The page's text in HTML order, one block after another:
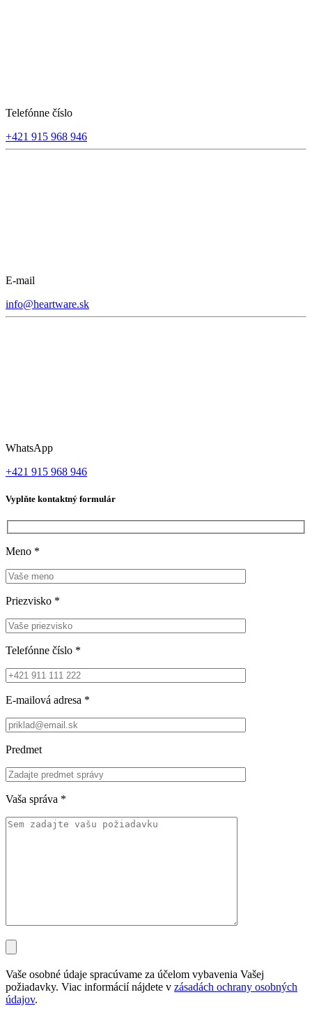
Telefónne číslo
+421 915 968 946
E-mail
info@heartware.sk
WhatsApp
+421 915 968 946
Vyplňte kontaktný formulár
Meno *
Priezvisko *
Telefónne číslo *
E-mailová adresa *
Predmet
Vaša správa *
Vaše osobné údaje spracúvame za účelom vybavenia Vašej
požiadavky. Viac informácií nájdete v zásadách ochrany osobných
údajov.